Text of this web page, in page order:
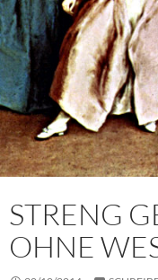
STRENG
OHNE